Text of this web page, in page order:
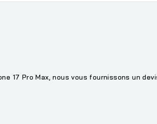
17 Pro Max, nous vous fournissons un